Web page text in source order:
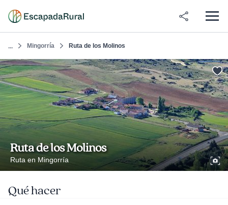
... Mingorría Ruta de los Molinos
Ruta de los Molinos
Ruta en Mingorría
Qué hacer